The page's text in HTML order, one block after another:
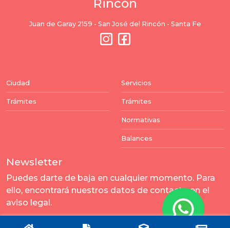
Rincón
Juan de Garay 2159 - San José del Rincón - Santa Fe
Ciudad
Trámites
Servicios
Trámites
Normativas
Balances
Newsletter
Puedes darte de baja en cualquier momento. Para
ello, encontrará nuestros datos de contacto en el
aviso legal.